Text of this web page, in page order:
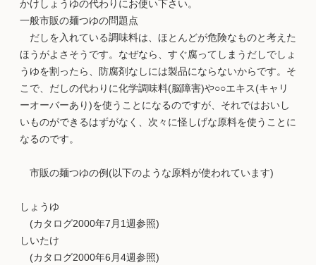
かけしょうゆの代わりにお使い下さい。
一般市販の麺つゆの問題点
だしを入れている調味料は、ほとんどが危険なものと考えた
ほうがよさそうです。なぜなら、すぐ腐ってしまうだしでしょ
うゆを割ったら、防腐剤なしには製品にならないからです。そ
こで、だしの代わりに化学調味料(脳障害)や○○エキス(キャリ
ーオーバーあり)を使うことになるのですが、それではおいし
いものができるはずがなく、次々に怪しげな原料を使うことに
なるのです。
市販の麺つゆの例(以下のような原料が使われています)
しょうゆ
(カタログ2000年7月1週参照)
しいたけ
(カタログ2000年6月4週参照)